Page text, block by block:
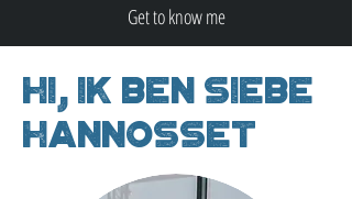
Get to know me
Hi, ik ben Siebe
Hannosset